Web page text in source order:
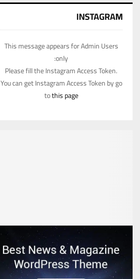
INSTAGRAM
This message appears for Admin Users
only:
Please fill the Instagram Access Token.
You can get Instagram Access Token by go
tothis page